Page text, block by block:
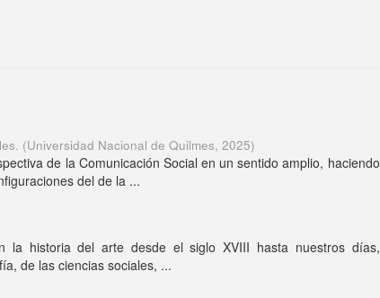
(Universidad Nacional de Quilmes, 2025)
de la Comunicación Social en un sentido amplio, haciendo
del de la ...
la historia del arte desde el siglo XVIII hasta nuestros días,
de las ciencias sociales, ...